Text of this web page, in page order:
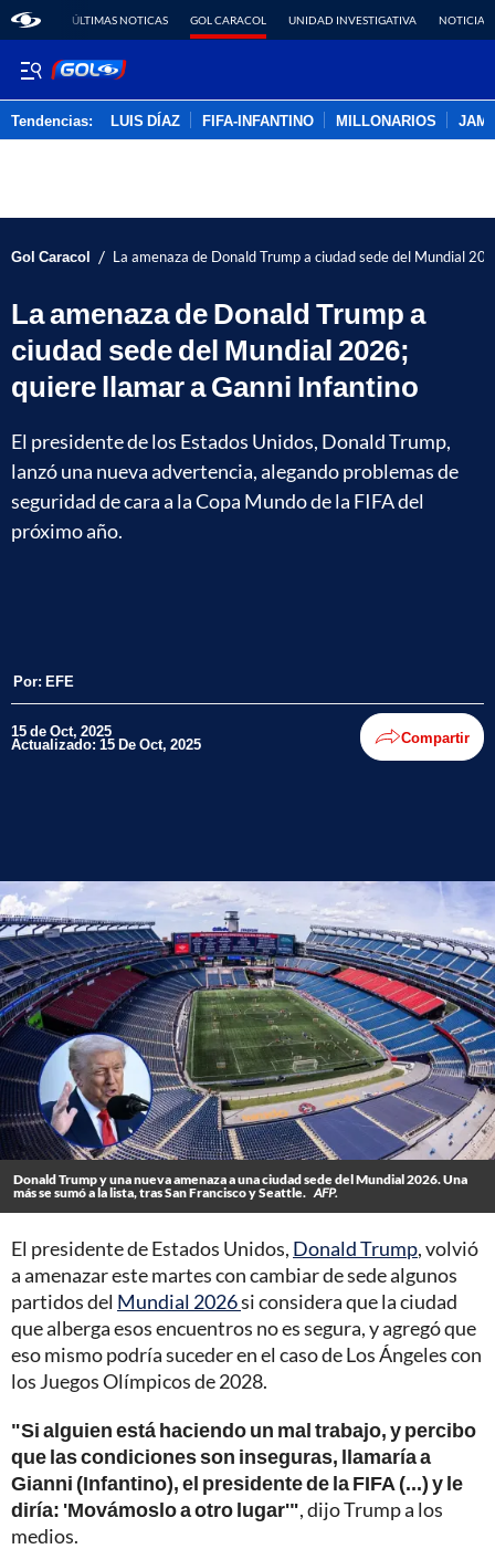
ÚLTIMAS NOTICAS GOL CARACOL UNIDAD INVESTIGATIVA NOTICIAS
Tendencias: LUIS DÍAZ FIFA-INFANTINO MILLONARIOS
Gol Caracol / La amenaza de Donald Trump a ciudad sede del Mundial
La amenaza de Donald Trump a
ciudad sede del Mundial 2026;
quiere llamar a Ganni Infantino
El presidente de los Estados Unidos, Donald Trump,
lanzó una nueva advertencia, alegando problemas de
seguridad de cara a la Copa Mundo de la FIFA del
próximo año.
Por: EFE
15 de Oct, 2025
Actualizado: 15 De Oct, 2025 Compartir
Donald Trump y una nueva amenaza a una ciudad sede del Mundial 2026. Una
más se sumó a la lista, tras San Francisco y Seattle. AFP.
El presidente de Estados Unidos, Donald Trump, volvió
a amenazar este martes con cambiar de sede algunos
partidos del Mundial 2026si considera que la ciudad
que alberga esos encuentros no es segura, y agregó que
eso mismo podría suceder en el caso de Los Ángeles con
los Juegos Olímpicos de 2028.
"Si alguien está haciendo un mal trabajo, y percibo
que las condiciones son inseguras, llamaría a
Gianni (Infantino), el presidente de la FIFA (...) y le
diría: 'Movámoslo a otro lugar'", dijo Trump a los
medios.